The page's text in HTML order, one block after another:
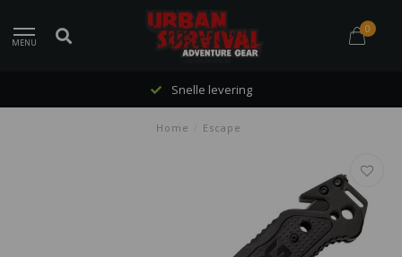
MENU
0
Snelle levering
Home Escape